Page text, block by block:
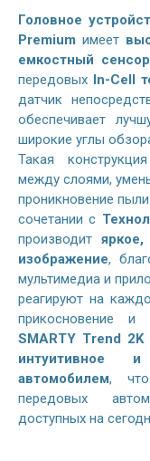
Головное
Premium имеет
емкостный
передовых In-Cell
датчик
обеспечивает
широкие углы
Такая
между слоями,
проникновение
сочетании с
производит
изображение,
мультимедиа и
реагируют на
прикосновение и
SMARTY Trend 2K
интуитивное
автомобилем,
передовых
доступных на